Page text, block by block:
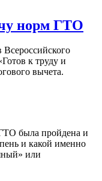
норм ГТО
Всероссийского
к труду и
вычета.
была пройдена и
и какой именно
или